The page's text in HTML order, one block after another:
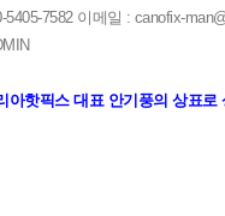
7582 이메일 : canofix-
아핫픽스 대표 안기풍의 상표